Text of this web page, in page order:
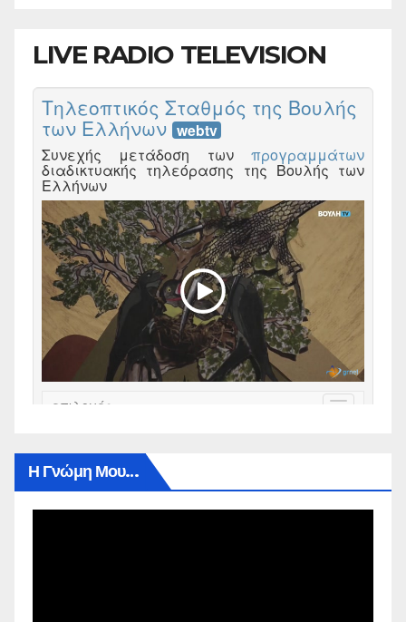
LIVE RADIO TELEVISION
Η Γνώμη Μου…